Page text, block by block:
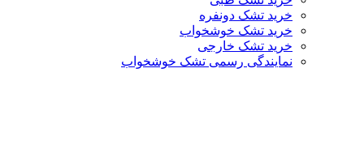
خرید تشک دونفره
خرید تشک خوشخواب
خرید تشک خارجی
نمایندگی رسمی تشک خوشخواب